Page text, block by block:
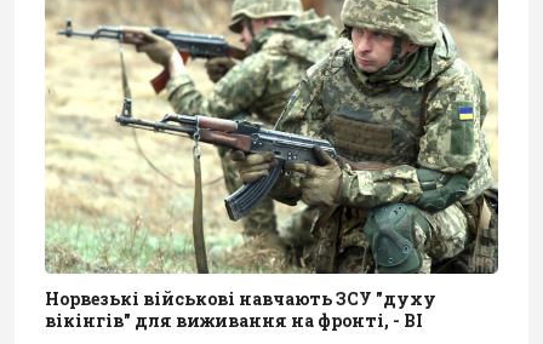
Норвезькі військові навчають ЗСУ "духу
вікінгів" для виживання на фронті, - BI